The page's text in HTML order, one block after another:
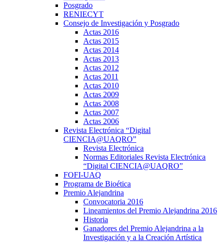
Posgrado
RENIECYT
Consejo de Investigación y Posgrado
Actas 2016
Actas 2015
Actas 2014
Actas 2013
Actas 2012
Actas 2011
Actas 2010
Actas 2009
Actas 2008
Actas 2007
Actas 2006
Revista Electrónica “Digital
CIENCIA@UAQRO”
Revista Electrónica
Normas Editoriales Revista Electrónica
“Digital CIENCIA@UAQRO”
FOFI-UAQ
Programa de Bioética
Premio Alejandrina
Convocatoria 2016
Lineamientos del Premio Alejandrina 2016
Historia
Ganadores del Premio Alejandrina a la
Investigación y a la Creación Artística